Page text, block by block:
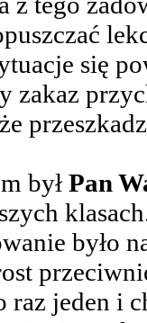
się
zakaz
był Pan
było
jeden i